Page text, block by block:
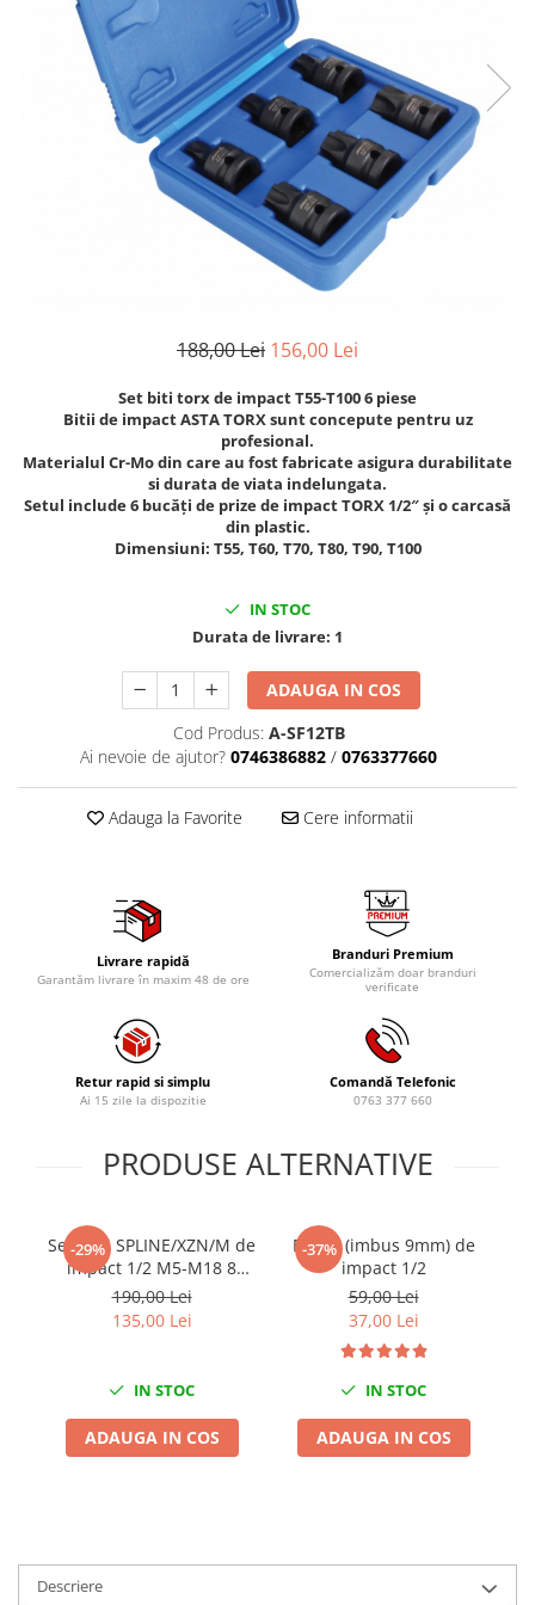
Dispozitive de sablat & accesorii
Dispozitive spalat piese
Dulapuri Bancuri Carucioare
Bancuri de lucru
Carucioare pentru marfa
Echipamente De Sudura
Invertoare Sudura
Magneti fixare sudura
Mig-Mag
Redresoare,Roboti Pornire,Cabluri
Accesorii schimb ulei
Chei buson baie ulei
Chei filtru ulei
Scule De Mana si Unelte
Aparate de nituit si capsat
Capsatoare tapiterie
Chei de Forta
Chei Dinamometrice
Reparat Filete
Aeroterme si Incalzitoare
Aparate de spalat cu presiune
Aspiratoare industriale
Masini de polishat
Pistoale aer cald
Pistoale de lipit
Slefuitoare electrice
Tubulare de impact 3/4
Tubulare 1/2
Tubulare 1/2 bihexagonale
Tubulare 1/2 hexagonale
188,00 Lei 156,00 Lei
Set biti torx de impact T55-T100 6 piese
Bitii de impact ASTA TORX sunt concepute pentru uz
profesional.
Materialul Cr-Mo din care au fost fabricate asigura durabilitate
si durata de viata indelungata.
Setul include 6 bucăți de prize de impact TORX 1/2″ și o carcasă
din plastic.
Dimensiuni: T55, T60, T70, T80, T90, T100
IN STOC
Durata de livrare: 1
ADAUGA IN COS
Cod Produs: A-SF12TB
Ai nevoie de ajutor? 0746386882 / 0763377660
Adauga la Favorite Cere informatii
Livrare rapidă
Garantăm livrare în maxim 48 de ore
Branduri Premium
Comercializăm doar branduri
verificate
Retur rapid si simplu
Ai 15 zile la dispozitie
Comandă Telefonic
0763 377 660
PRODUSE ALTERNATIVE
-29%
Set chei SPLINE/XZN/M de
impact 1/2 M5-M18 8
piese
190,00 Lei
135,00 Lei
IN STOC
ADAUGA IN COS
-37%
Bit H9 (imbus 9mm) de
impact 1/2
59,00 Lei
37,00 Lei
IN STOC
ADAUGA IN COS
Descriere